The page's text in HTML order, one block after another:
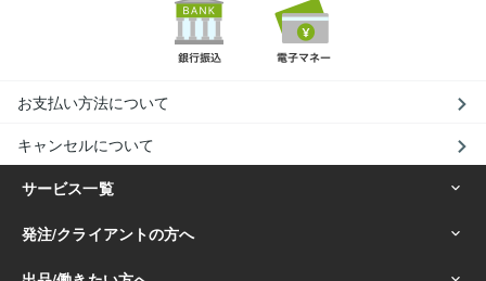
お支払い方法について
キャンセルについて